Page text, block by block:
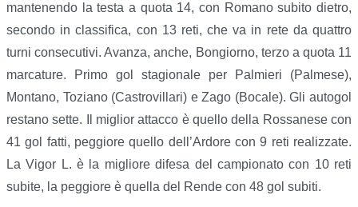
mantenendo la testa a quota 14, con Romano subito dietro,
secondo in classifica, con 13 reti, che va in rete da quattro
turni consecutivi. Avanza, anche, Bongiorno, terzo a quota 11
marcature. Primo gol stagionale per Palmieri (Palmese),
Montano, Toziano (Castrovillari) e Zago (Bocale). Gli autogol
restano sette. Il miglior attacco è quello della Rossanese con
41 gol fatti, peggiore quello dell’Ardore con 9 reti realizzate.
La Vigor L. è la migliore difesa del campionato con 10 reti
subite, la peggiore è quella del Rende con 48 gol subiti.